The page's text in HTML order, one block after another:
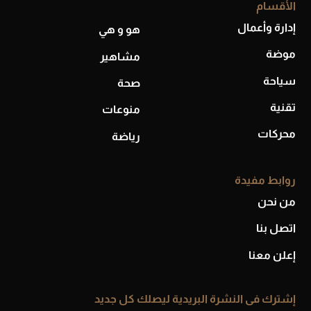
أحذية Mary Jane: ترف وأناقة للرجال
الأقسام
إدارة وأعمال
موضة
سياحة
تقنية
محركات
هو و هي
مشاهير
صحة
منوعات
رياضة
روابط مفيدة
من نحن
اتصل بنا
إعلن معنا
إشترك فى النشرة البريدية ليصلك كل جديد